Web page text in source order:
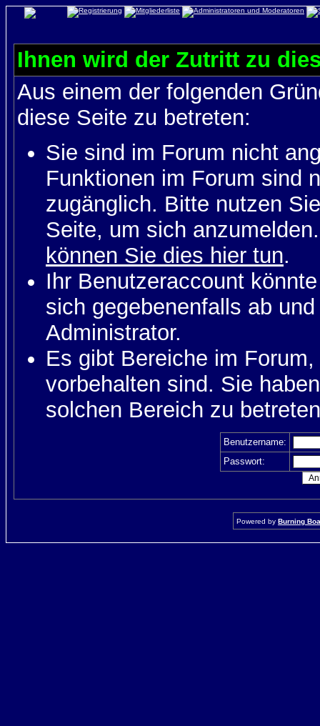
Ihnen wird der Zutritt zu
Aus einem der folgenden
diese Seite zu betreten:
Sie sind im Forum nicht
Funktionen im Forum sind
zugänglich. Bitte nutzen
Seite, um sich
können Sie dies hier tun.
Ihr Benutzeraccount
sich gegebenenfalls ab
Administrator.
Es gibt Bereiche im
vorbehalten sind. Sie
solchen Bereich zu
Benutzername:
Passwort:
Powered by Burning